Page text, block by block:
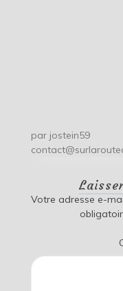
par jostein59
Votre adresse e-